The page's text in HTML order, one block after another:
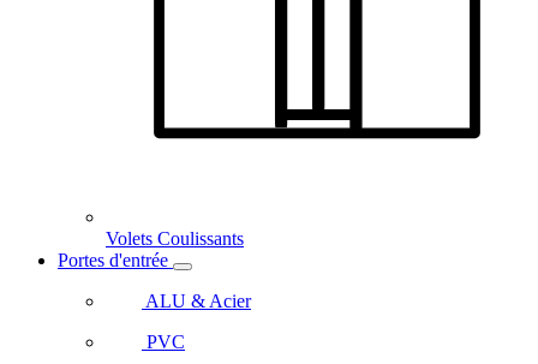
Volets Coulissants
Portes d'entrée
ALU & Acier
PVC